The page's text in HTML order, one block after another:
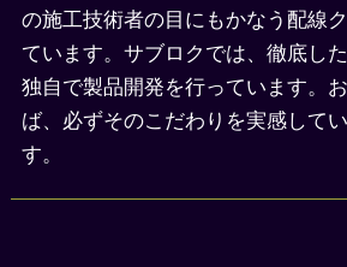
の施工技術者の目にもかなう配線
ています。サブロクでは、徹底し
独自で製品開発を行っています。
ば、必ずそのこだわりを実感して
す。